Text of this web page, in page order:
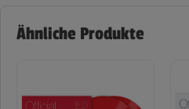
Ähnliche Produkte